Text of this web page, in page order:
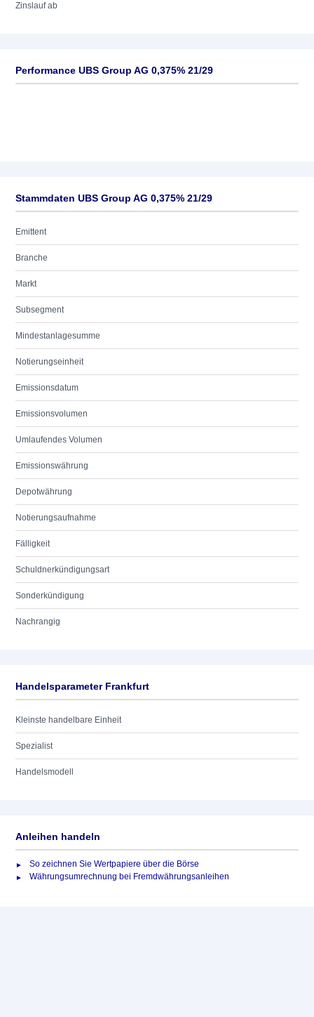
Zinslauf ab
Performance UBS Group AG 0,375% 21/29
Stammdaten UBS Group AG 0,375% 21/29
Emittent
Branche
Markt
Subsegment
Mindestanlagesumme
Notierungseinheit
Emissionsdatum
Emissionsvolumen
Umlaufendes Volumen
Emissionswährung
Depotwährung
Notierungsaufnahme
Fälligkeit
Schuldnerkündigungsart
Sonderkündigung
Nachrangig
Handelsparameter Frankfurt
Kleinste handelbare Einheit
Spezialist
Handelsmodell
Anleihen handeln
So zeichnen Sie Wertpapiere über die Börse
Währungsumrechnung bei Fremdwährungsanleihen